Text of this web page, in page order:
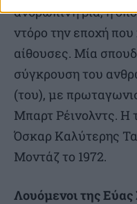
ανθρώπινη βία, η
ντόρο την εποχή
αίθουσες. Μία
σύγκρουση του
(του), με
Μπαρτ Ρέινολντς. H
Όσκαρ Καλύτερης
Μοντάζ το 1972.
Λουόμενοι της